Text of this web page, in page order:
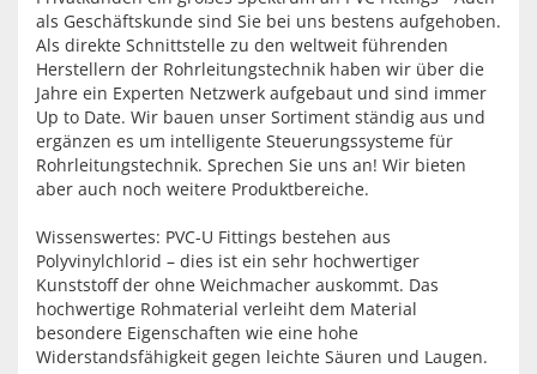
als Geschäftskunde sind Sie bei uns bestens aufgehoben.
Als direkte Schnittstelle zu den weltweit führenden
Herstellern der Rohrleitungstechnik haben wir über die
Jahre ein Experten Netzwerk aufgebaut und sind immer
Up to Date. Wir bauen unser Sortiment ständig aus und
ergänzen es um intelligente Steuerungssysteme für
Rohrleitungstechnik. Sprechen Sie uns an! Wir bieten
aber auch noch weitere Produktbereiche.
Wissenswertes: PVC-U Fittings bestehen aus
Polyvinylchlorid – dies ist ein sehr hochwertiger
Kunststoff der ohne Weichmacher auskommt. Das
hochwertige Rohmaterial verleiht dem Material
besondere Eigenschaften wie eine hohe
Widerstandsfähigkeit gegen leichte Säuren und Laugen.